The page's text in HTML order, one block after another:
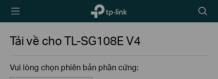
TP-Link,
Reliably
Biểu
tượng
Tải về choTL-SG108EV4
Vui lòng chọn phiên bản phần cứng: